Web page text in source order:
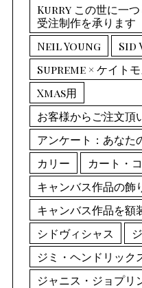
Kurry この世に一つ
受注制作を承ります
Neil Young
Sid
Supreme × ケイトモ
Xmas用
お客様からご注文頂
アンケート：あなた
カリー
カート・
キャンバス作品の飾
キャンバス作品を額
シドヴィシャス
ジミ・ヘンドリック
ジャニス・ジョプリ